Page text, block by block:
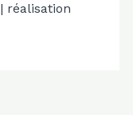
| réalisation